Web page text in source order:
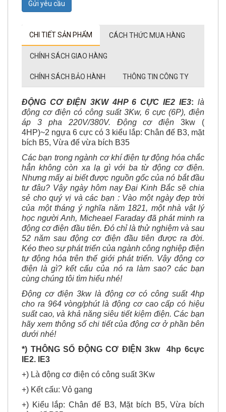
ĐỘNG CƠ ĐIỆN 3KW 4HP 6 CỰC IE2 IE3: là
động cơ điện có công suất 3Kw, 6 cực (6P), điện
áp 3 pha 220V/380V. Động cơ điện3kw (
4HP)~2 ngựa 6 cực có 3 kiểu lắp: Chân đế B3, mặt
bích B5, Vừa đế vừa bích B35
Các bạn trong ngành cơ khí điện tự động hóa chắc
hẳn không còn xa lạ gì với ba từ động cơ điện.
Nhưng mấy ai biết được nguồn gốc của nó bắt đầu
tư đâu? Vậy ngày hôm nay Đại Kinh Bắc sẽ chia
sẻ cho quý vị và các bạn : Vào một ngày đẹp trời
của một tháng ý nghĩa năm 1821, một nhà vật lý
học người Anh, Micheael Faraday đã phát minh ra
động cơ điện đầu tiên. Đó chỉ là thử nghiệm và sau
52 năm sau động cơ điện đầu tiên được ra đời.
Kéo theo sự phát triển của ngành công nghiệp điện
tự động hóa trên thế giới phát triển. Vậy động cơ
điện là gì? kết cấu của nó ra làm sao? các bạn
cùng chúng tôi tìm hiểu nhé!
Động cơ điện 3kw là động cơ có công suất 4hp
cho ra 964 vòng/phút là động cơ cao cấp có hiệu
suất cao, và khả năng siêu tiết kiệm điện. Các bạn
hãy xem thông số chi tiết của động cơ ở phần bên
dưới nhé!
*) THÔNG SỐ ĐỘNG CƠ ĐIỆN
IE2. IE3
+) Là động cơ điện có công suất 3Kw
+) Kết cấu: Vỏ gang
+) Kiểu lắp: Chân đế B3, Mặt bích B5, Vừa bích
vừa đế B35